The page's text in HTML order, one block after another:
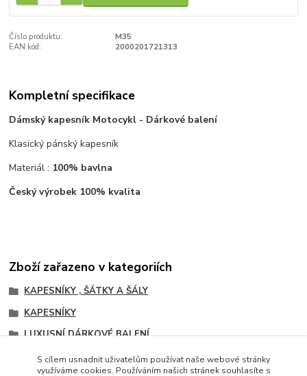
Číslo produktu:
M35
EAN kód:
2000201721313
Kompletní specifikace
Dámský kapesník Motocykl - Dárkové balení
Klasický pánský kapesník
Materiál : 100% bavlna
Český výrobek 100% kvalita
Zboží zařazeno v kategoriích
KAPESNÍKY , ŠÁTKY A ŠÁLY
KAPESNÍKY
LUXUSNÍ DÁRKOVÉ BALENÍ
PÁNSKÉ
S cílem usnadnit uživatelům používat naše webové stránky
využíváme cookies. Používáním našich stránek souhlasíte s